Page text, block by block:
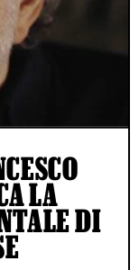
LA
DI